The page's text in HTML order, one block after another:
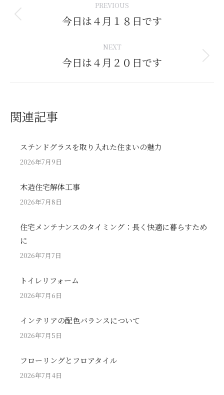
navigation
PREVIOUS
Previous
今日は４月１８日です
NEXT
Next
今日は４月２０日です
関連記事
ステンドグラスを取り入れた住まいの魅力
2026年7月9日
木造住宅解体工事
2026年7月8日
住宅メンテナンスのタイミング：長く快適に暮らすため
に
2026年7月7日
トイレリフォーム
2026年7月6日
インテリアの配色バランスについて
2026年7月5日
フローリングとフロアタイル
2026年7月4日